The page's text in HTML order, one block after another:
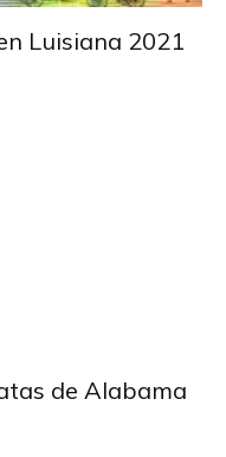
Luisiana 2021
de Alabama